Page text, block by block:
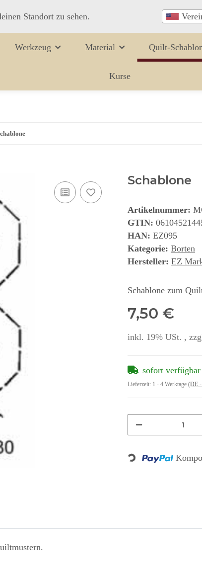
Standort zu sehen.
Werkzeug Material Quilt-
Kurse
Schablone
Artikelnummer:
GTIN:
HAN: EZ095
Kategorie: Borten
Hersteller: EZ
Schablone zum
7,50 €
inkl. 19% USt. ,
sofort verfügbar
Lieferzeit: 1 - 4 Werktage (DE -
Loading...